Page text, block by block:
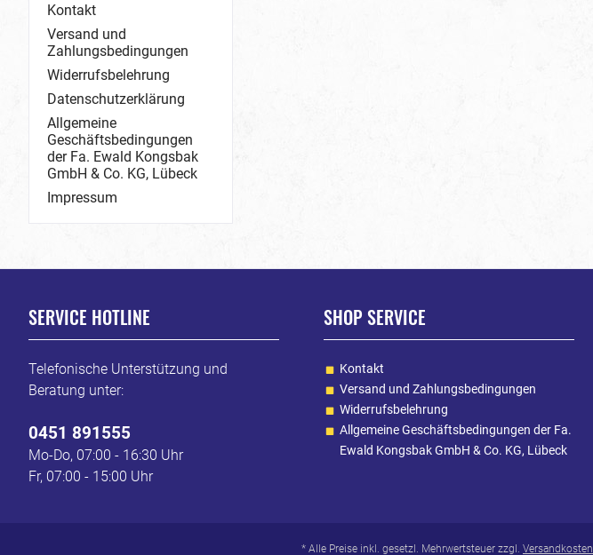
Kontakt
Versand und
Zahlungsbedingungen
Widerrufsbelehrung
Datenschutzerklärung
Allgemeine
Geschäftsbedingungen
der Fa. Ewald Kongsbak
GmbH & Co. KG, Lübeck
Impressum
SERVICE HOTLINE
Telefonische Unterstützung und
Beratung unter:
0451 891555
Mo-Do, 07:00 - 16:30 Uhr
Fr, 07:00 - 15:00 Uhr
SHOP SERVICE
Kontakt
Versand und Zahlungsbedingungen
Widerrufsbelehrung
Allgemeine Geschäftsbedingungen der Fa.
Ewald Kongsbak GmbH & Co. KG, Lübeck
* Alle Preise inkl. gesetzl. Mehrwertsteuer zzgl. Versandkosten